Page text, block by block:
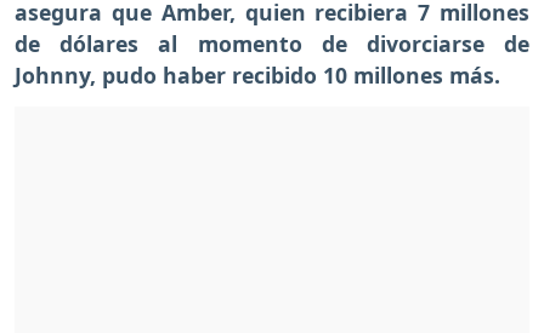
asegura que Amber, quien recibiera 7 millones
de dólares al momento de divorciarse de
Johnny, pudo haber recibido 10 millones más.